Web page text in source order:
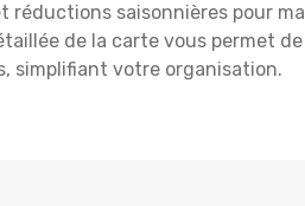
saisonnières pour
de la carte vous permet
simplifiant votre organisation.